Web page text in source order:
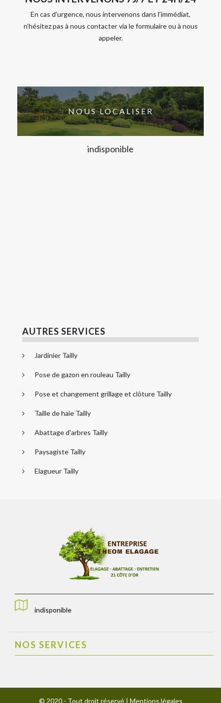
En cas d’urgence, nous intervenons dans l’immédiat,
n’hésitez pas à nous contacter via le formulaire ou à nous
appeler.
NOUS LOCALISER
indisponible
AUTRES SERVICES
Jardinier Tailly
Pose de gazon en rouleau Tailly
Pose et changement grillage et clôture Tailly
Taille de haie Tailly
Abattage d'arbres Tailly
Paysagiste Tailly
Elagueur Tailly
indisponible
NOS SERVICES
© 2020 - Tout droit réservé | Mentions légales